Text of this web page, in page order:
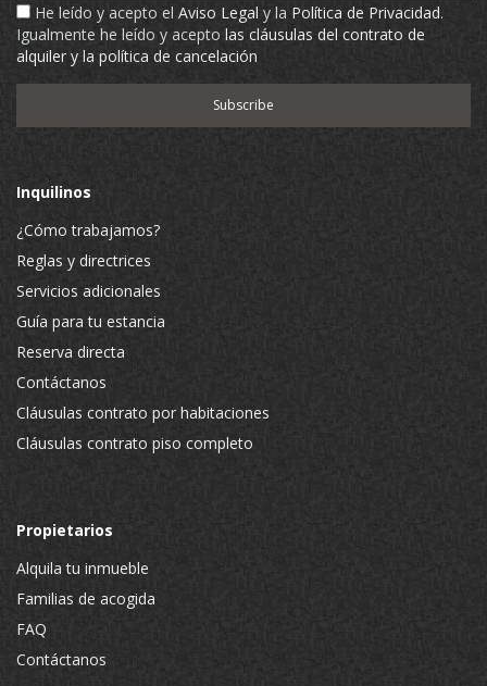
He leído y acepto el Aviso Legal y la Política de Privacidad.
Igualmente he leído y acepto las cláusulas del contrato de
alquiler y la política de cancelación
Inquilinos
¿Cómo trabajamos?
Reglas y directrices
Servicios adicionales
Guía para tu estancia
Reserva directa
Contáctanos
Cláusulas contrato por habitaciones
Cláusulas contrato piso completo
Propietarios
Alquila tu inmueble
Familias de acogida
FAQ
Contáctanos